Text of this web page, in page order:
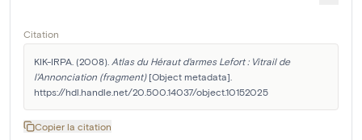
Citation
KIK-IRPA. (2008). Atlas du Héraut d'armes Lefort : Vitrail de
l'Annonciation (fragment) [Object metadata].
https://hdl.handle.net/20.500.14037/object.10152025
Copier la citation